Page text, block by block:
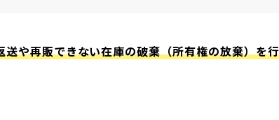
や再販できない在庫の破棄（所有権の放棄）を